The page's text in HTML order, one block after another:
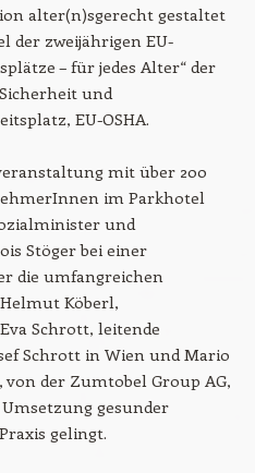
alter(n)sgerecht gestaltet
der zweijährigen EU-
– für jedes Alter“ der
und
EU-OSHA.
mit über 200
im Parkhotel
und
Stögerbei einer
die umfangreichen
Köberl,
Eva Schrott, leitende
Schrott in Wien undMario
von der Zumtobel Group AG,
gesunder
gelingt.